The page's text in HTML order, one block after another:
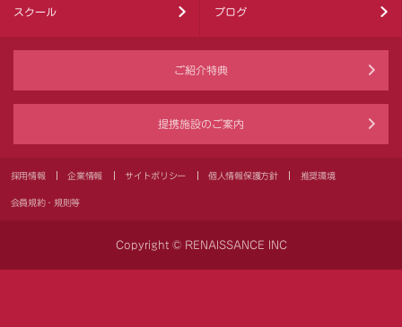
スクール ブログ
ご紹介特典
提携施設のご案内
採用情報 企業情報 サイトポリシー 個人情報保護方針 推奨環境
会員規約・規則等
Copyright © RENAISSANCE INC